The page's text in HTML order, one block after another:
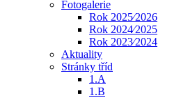
Fotogalerie
Rok 2025⁄2026
Rok 2024⁄2025
Rok 2023⁄2024
Aktuality
Stránky tříd
1.A
1.B